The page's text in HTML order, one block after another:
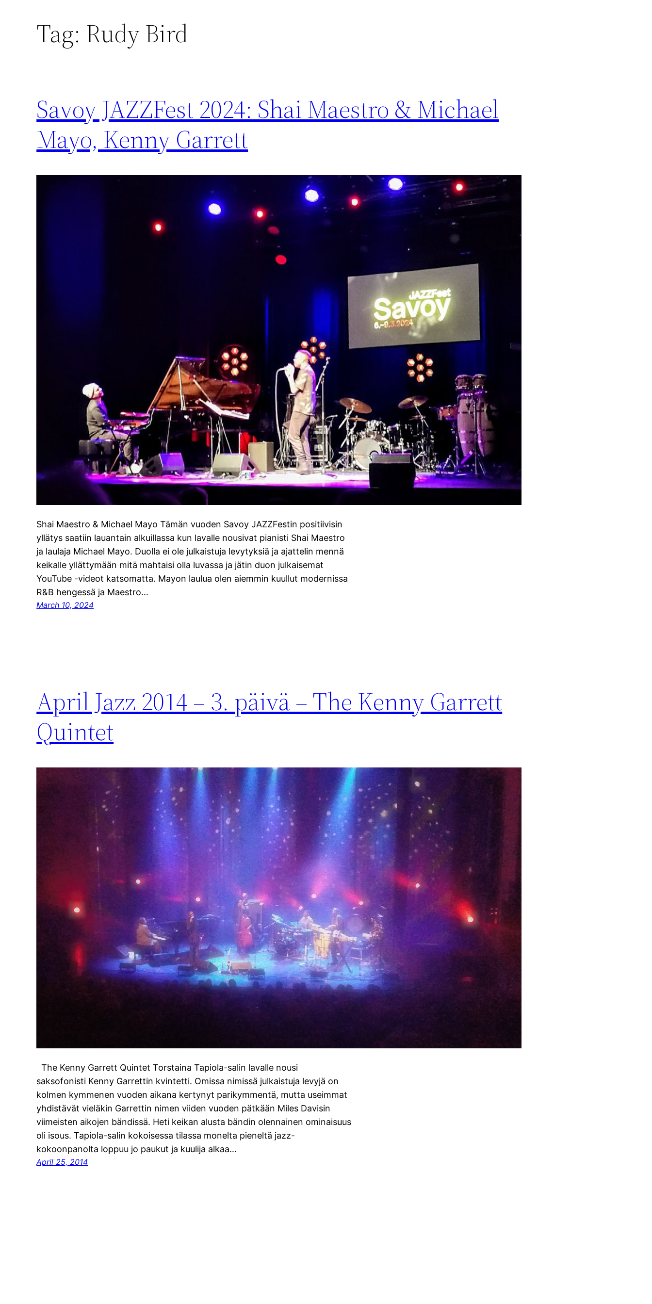
Tag: Rudy Bird
Savoy JAZZFest 2024: Shai Maestro & Michael
Mayo, Kenny Garrett
Shai Maestro & Michael Mayo Tämän vuoden Savoy JAZZFestin positiivisin
yllätys saatiin lauantain alkuillassa kun lavalle nousivat pianisti Shai Maestro
ja laulaja Michael Mayo. Duolla ei ole julkaistuja levytyksiä ja ajattelin mennä
keikalle yllättymään mitä mahtaisi olla luvassa ja jätin duon julkaisemat
YouTube -videot katsomatta. Mayon laulua olen aiemmin kuullut modernissa
R&B hengessä ja Maestro…
March 10, 2024
April Jazz 2014 – 3. päivä – The Kenny Garrett
Quintet
The Kenny Garrett Quintet Torstaina Tapiola-salin lavalle nousi
saksofonisti Kenny Garrettin kvintetti. Omissa nimissä julkaistuja levyjä on
kolmen kymmenen vuoden aikana kertynyt parikymmentä, mutta useimmat
yhdistävät vieläkin Garrettin nimen viiden vuoden pätkään Miles Davisin
viimeisten aikojen bändissä. Heti keikan alusta bändin olennainen ominaisuus
oli isous. Tapiola-salin kokoisessa tilassa monelta pieneltä jazz-
kokoonpanolta loppuu jo paukut ja kuulija alkaa…
April 25, 2014